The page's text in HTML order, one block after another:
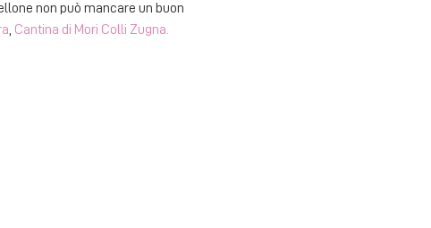
non può mancare un buon
Cantina di Mori Colli Zugna.